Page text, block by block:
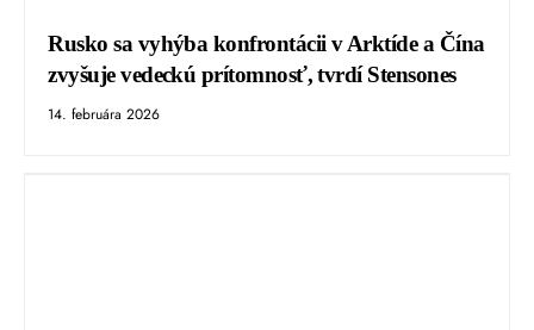
Rusko sa vyhýba konfrontácii v Arktíde a Čína
zvyšuje vedeckú prítomnosť, tvrdí Stensones
14. februára 2026